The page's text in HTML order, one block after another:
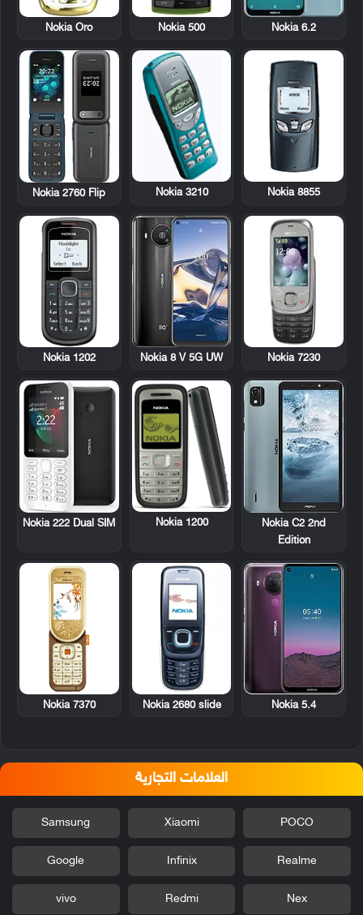
Nokia 6.2
Nokia 500
Nokia Oro
Nokia 8855
Nokia 3210
Nokia 2760 Flip
Nokia 7230
Nokia 8 V 5G UW
Nokia 1202
Nokia C2 2nd
Edition
Nokia 1200
Nokia 222 Dual SIM
Nokia 5.4
Nokia 2680 slide
Nokia 7370
العلامات التجارية
POCO
Xiaomi
Samsung
Realme
Infinix
Google
Nex
Redmi
vivo